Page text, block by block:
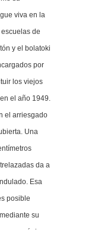
viva en la
de
y el bolatoki
por
los viejos
el año 1949.
el arriesgado
Una
da a
Esa
posible
su